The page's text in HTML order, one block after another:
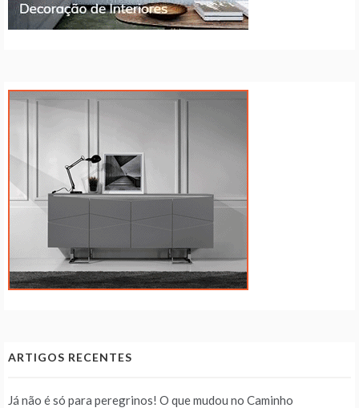
ARTIGOS RECENTES
Já não é só para peregrinos! O que mudou no Caminho